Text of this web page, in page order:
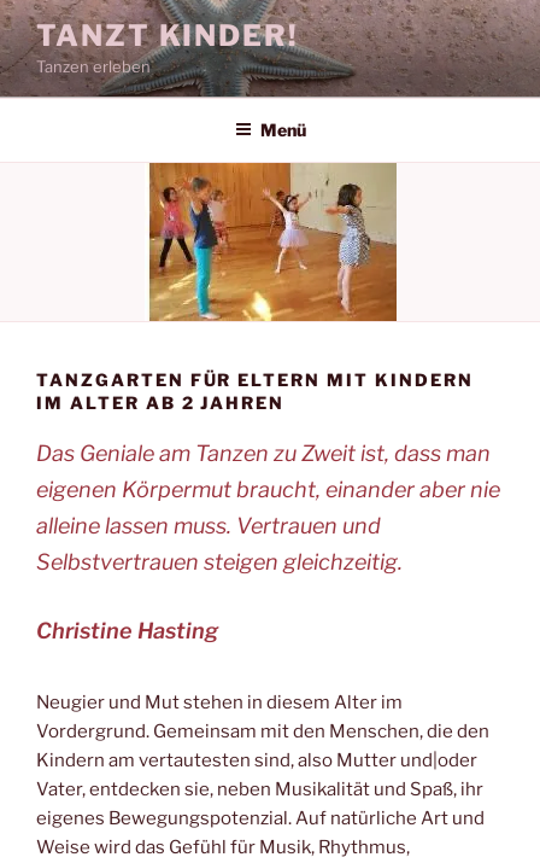
Zum
Inhalt
springen
TANZT KINDER!
Tanzen erleben
Menü
TANZGARTEN FÜR ELTERN MIT KINDERN
IM ALTER AB 2 JAHREN
Das Geniale am Tanzen zu Zweit ist, dass man
eigenen Körpermut braucht, einander aber nie
alleine lassen muss. Vertrauen und
Selbstvertrauen steigen gleichzeitig.
Christine Hasting
Neugier und Mut stehen in diesem Alter im
Vordergrund. Gemeinsam mit den Menschen, die den
Kindern am vertautesten sind, also Mutter und|oder
Vater, entdecken sie, neben Musikalität und Spaß, ihr
eigenes Bewegungspotenzial. Auf natürliche Art und
Weise wird das Gefühl für Musik, Rhythmus,